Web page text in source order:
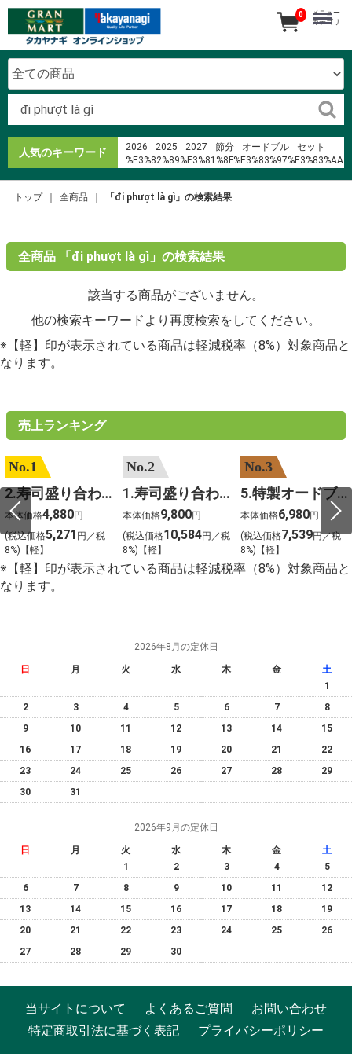
人気のキーワード 2026 2025 2027 節分 オードブル
セット
%E3%82%89%E3%81%8F%E3%83%97%E3%83%AA
恵方巻
pdf %C3%B4n b%E1%BB%87nh
%E7%AE%B1%E6%A0%B9
%E3%82%A2%E3%83%B3%E3%82%AB%E3%83%BC
%E3%82%A4%E3%83%A4%E3%83%9B%E3%83%B3
%C4%91i ph%C6%B0%E1%BB%A3t l%C3%A0
%ED%95%9C%EA%B8%80%ED%8C%A8%ED%94%BC
0
メニュー
カテゴリ
トップ 全商品 「đi phượt là gì」の検索結果
全商品 「đi phượt là gì」の検索結果
該当する商品がございません。
他の検索キーワードより再度検索をしてください。
※【軽】印が表示されている商品は軽減税率（8%）対象商品と
なります。
売上ランキング
No.1
2.寿司盛り合わせ 鳳凰～ほうおう～
本体価格4,880円
(税込価格5,271 円／税
8%)【軽】
No.2
1.寿司盛り合わせ 饗宴～きょうえん～
本体価格9,800円
(税込価格10,584円／税
8%)【軽】
No.3
5.特製オードブル
本体価格6,980円
(税込価格7,539円／税
8%)【軽】
※【軽】印が表示されている商品は軽減税率（8%）対象商品と
なります。
2026年8月の定休日
日 月 火 水 木 金
土
1
2
3 4 5 6 7
8
9
10 11 12 13 14
15
16
17 18 19 20 21
22
23
24 25 26 27 28
29
30
31
2026年9月の定休日
日 月 火 水 木 金
土
1
2 3 4
5
6
7 8 9 10 11
12
13
14 15 16 17 18
19
20
21 22 23 24 25
26
27
28 29 30
当サイトについて よくあるご質問
お問い合わせ
特定商取引法に基づく表記
プライバシーポリシー